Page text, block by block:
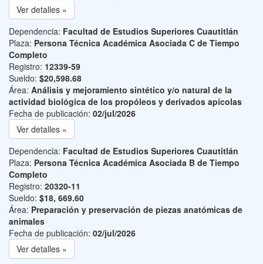
Ver detalles »
Dependencia: Facultad de Estudios Superiores Cuautitlán
Plaza: Persona Técnica Académica Asociada C de Tiempo
Completo
Registro: 12339-59
Sueldo: $20,598.68
Área: Análisis y mejoramiento sintético y/o natural de la
actividad biológica de los propóleos y derivados apícolas
Fecha de publicación: 02/jul/2026
Ver detalles »
Dependencia: Facultad de Estudios Superiores Cuautitlán
Plaza: Persona Técnica Académica Asociada B de Tiempo
Completo
Registro: 20320-11
Sueldo: $18, 669.60
Área: Preparación y preservación de piezas anatómicas de
animales
Fecha de publicación: 02/jul/2026
Ver detalles »